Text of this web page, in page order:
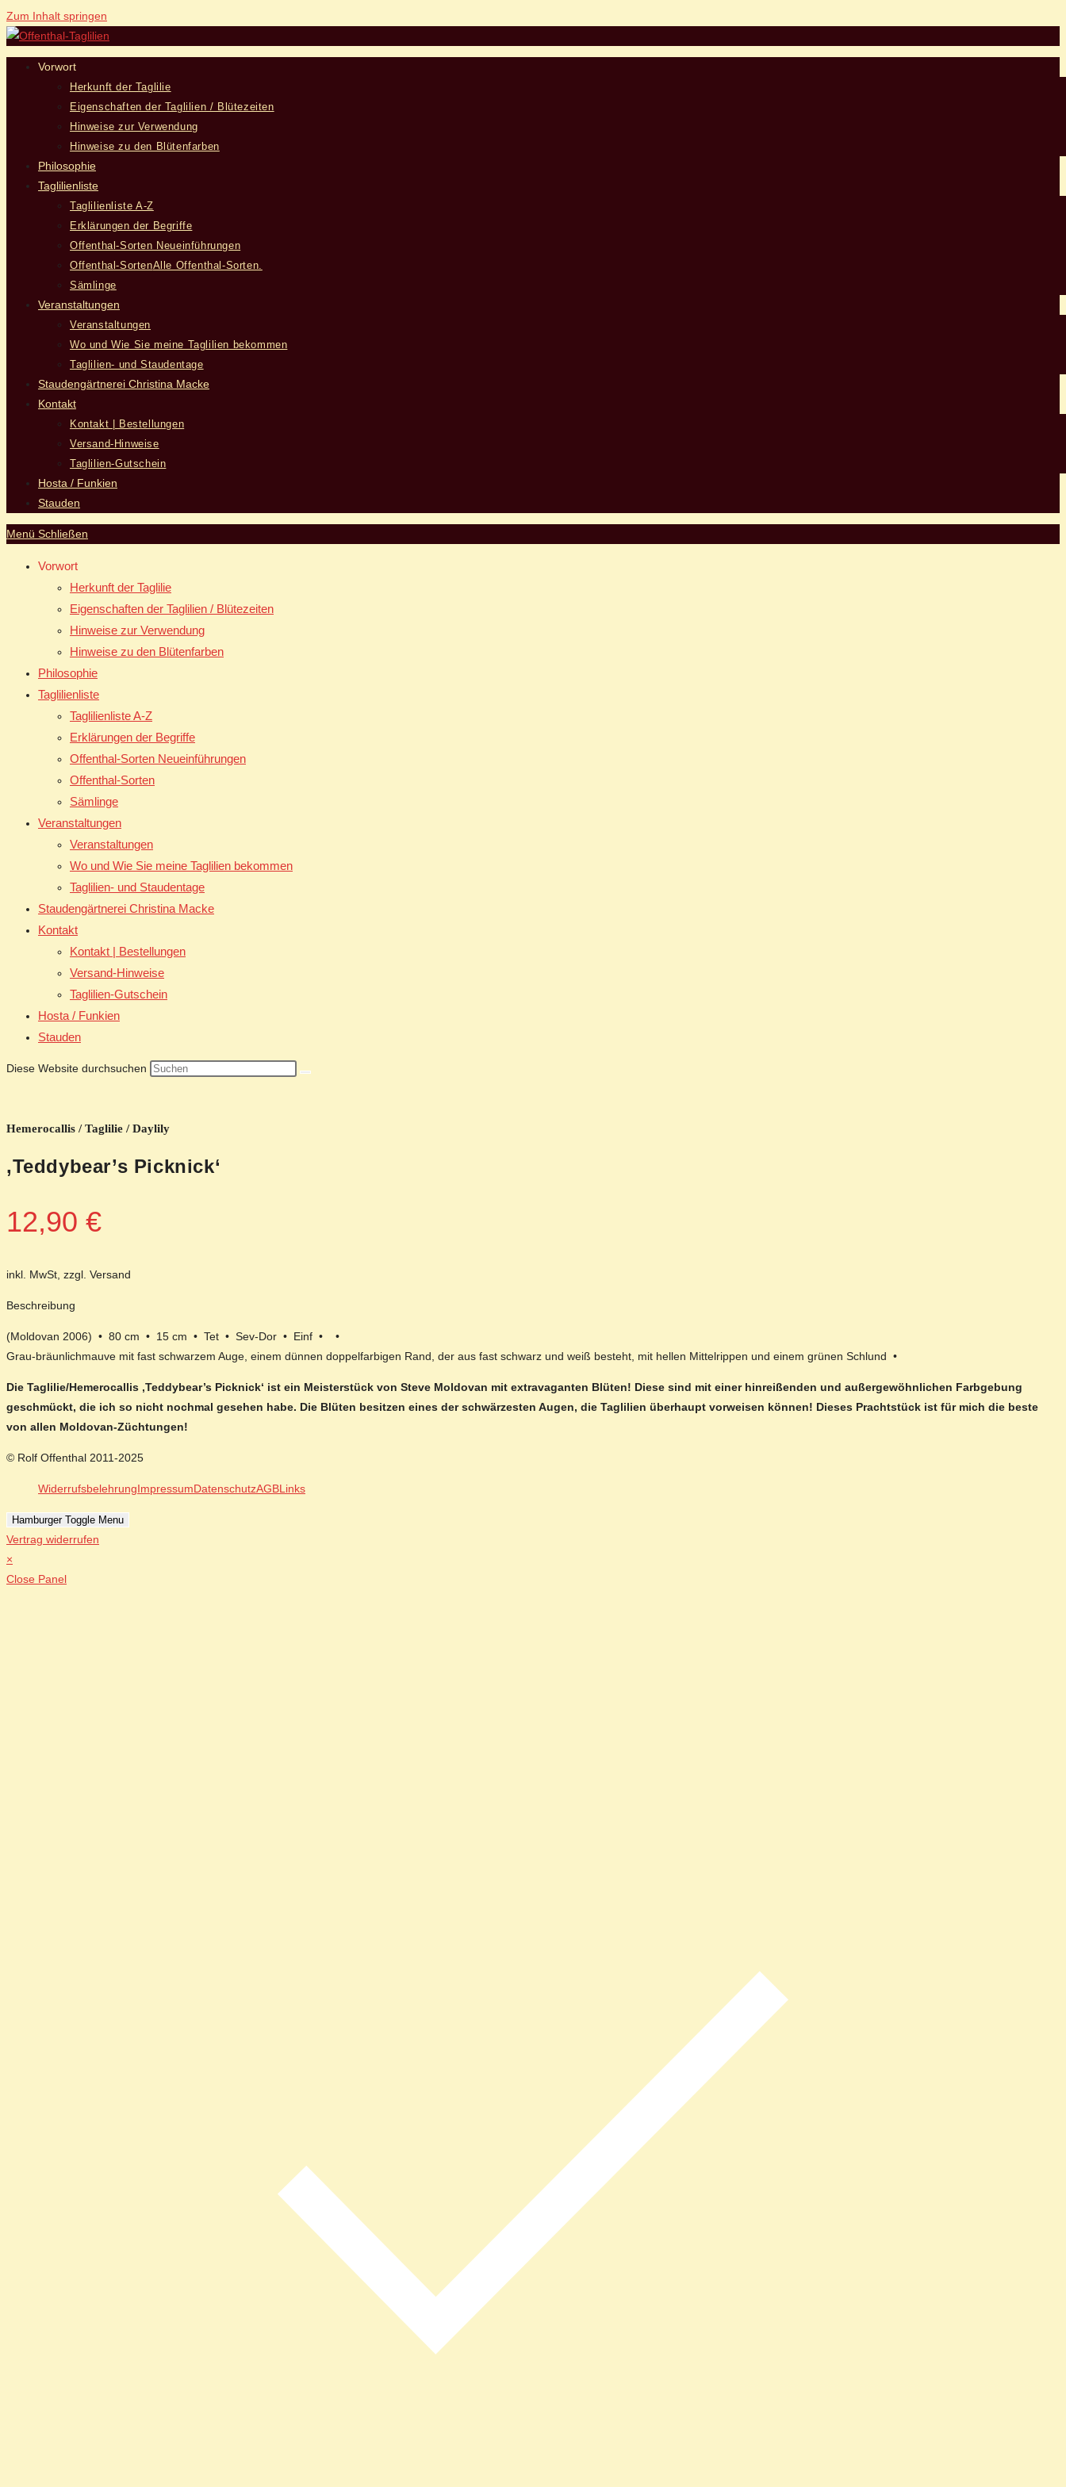
Zum Inhalt springen
Vorwort
Herkunft der Taglilie
Eigenschaften der Taglilien / Blütezeiten
Hinweise zur Verwendung
Hinweise zu den Blütenfarben
Philosophie
Taglilienliste
Taglilienliste A-Z
Erklärungen der Begriffe
Offenthal-Sorten Neueinführungen
Offenthal-SortenAlle Offenthal-Sorten.
Sämlinge
Veranstaltungen
Veranstaltungen
Wo und Wie Sie meine Taglilien bekommen
Taglilien- und Staudentage
Staudengärtnerei Christina Macke
Kontakt
Kontakt | Bestellungen
Versand-Hinweise
Taglilien-Gutschein
Hosta / Funkien
Stauden
Menü Schließen
Vorwort
Herkunft der Taglilie
Eigenschaften der Taglilien / Blütezeiten
Hinweise zur Verwendung
Hinweise zu den Blütenfarben
Philosophie
Taglilienliste
Taglilienliste A-Z
Erklärungen der Begriffe
Offenthal-Sorten Neueinführungen
Offenthal-Sorten
Sämlinge
Veranstaltungen
Veranstaltungen
Wo und Wie Sie meine Taglilien bekommen
Taglilien- und Staudentage
Staudengärtnerei Christina Macke
Kontakt
Kontakt | Bestellungen
Versand-Hinweise
Taglilien-Gutschein
Hosta / Funkien
Stauden
Diese Website durchsuchen
Hemerocallis / Taglilie / Daylily
‚Teddybear’s Picknick‘
12,90 €
inkl. MwSt, zzgl. Versand
Beschreibung
(Moldovan 2006) • 80 cm • 15 cm • Tet • Sev-Dor • Einf • •
Grau-bräunlichmauve mit fast schwarzem Auge, einem dünnen doppelfarbigen Rand, der aus fast schwarz und weiß besteht, mit hellen Mittelrippen und einem grünen Schlund •
Die Taglilie/Hemerocallis ‚Teddybear’s Picknick‘ ist ein Meisterstück von Steve Moldovan mit extravaganten Blüten! Diese sind mit einer hinreißenden und außergewöhnlichen Farbgebung
geschmückt, die ich so nicht nochmal gesehen habe. Die Blüten besitzen eines der schwärzesten Augen, die Taglilien überhaupt vorweisen können! Dieses Prachtstück ist für mich die beste
von allen Moldovan-Züchtungen!
© Rolf Offenthal 2011-2025
WiderrufsbelehrungImpressumDatenschutzAGBLinks
Hamburger Toggle Menu
Vertrag widerrufen
×
Close Panel